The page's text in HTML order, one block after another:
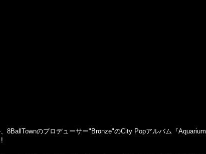
8BallTownのプロデューサー"Bronze"のCity Popアルバム『Aquarium
!